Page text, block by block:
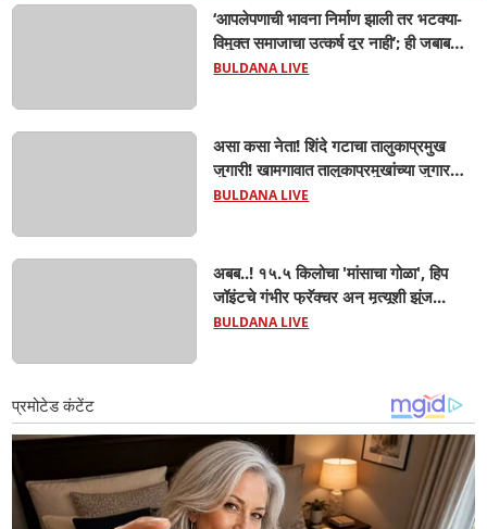
‘आपलेपणाची भावना निर्माण झाली तर भटक्या-
विमुक्त समाजाचा उत्कर्ष दूर नाही’; ही जबाबदारी
केवळ सरकारची नाही,आपल्या सर्वांची !
BULDANA LIVE
असा कसा नेता! शिंदे गटाचा तालुकाप्रमुख
जुगारी! खामगावात तालुकाप्रमुखांच्या जुगार
अड्ड्यावर डीवायएसपी पथकाची धाड.. अंधारात
BULDANA LIVE
अबब..! १५.५ किलोचा 'मांसाचा गोळा', हिप
जॉइंटचे गंभीर फ्रॅक्चर अन् मृत्यूशी झुंज...
BULDANA LIVE